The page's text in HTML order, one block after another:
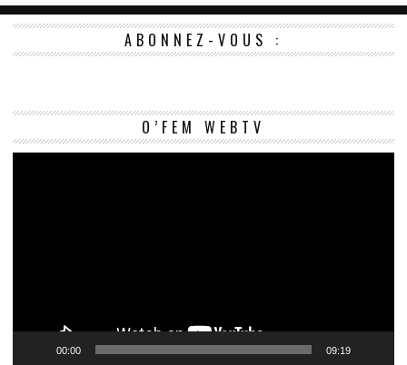
ABONNEZ-VOUS :
O’FEM WEBTV
00:00 09:19